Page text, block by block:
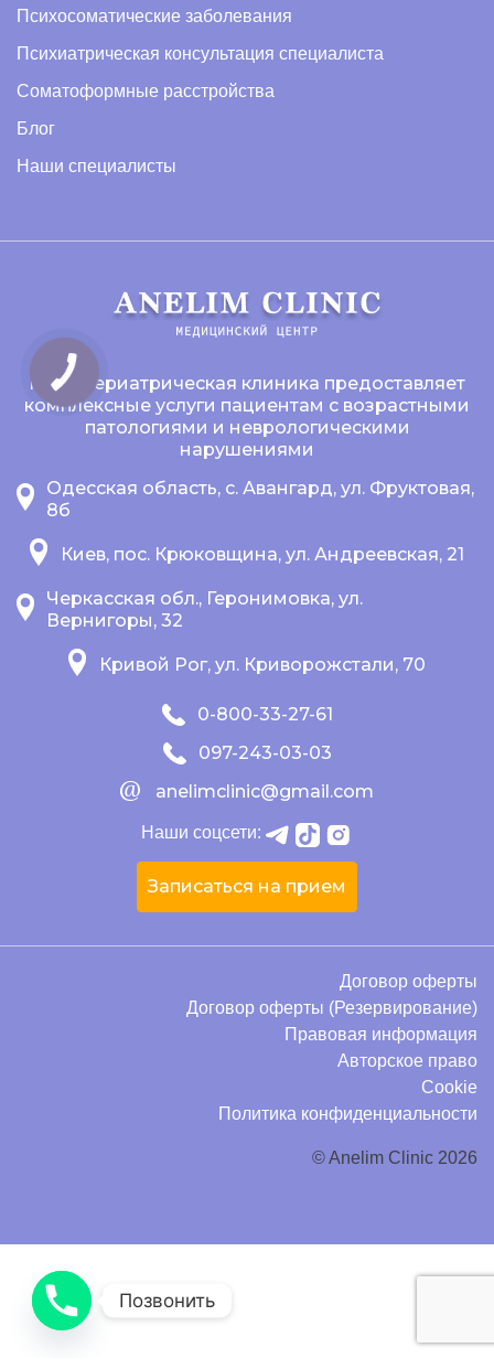
Психосоматические заболевания
Психиатрическая консультация специалиста
Соматоформные расстройства
Блог
Наши специалисты
Наша гериатрическая клиника предоставляет
комплексные услуги пациентам с возрастными
патологиями и неврологическими
нарушениями
Одесская область, с. Авангард, ул. Фруктовая,
8б
Киев, пос. Крюковщина, ул. Андреевская, 21
Черкасская обл., Геронимовка, ул.
Вернигоры, 32
Кривой Рог, ул. Криворожстали, 70
0-800-33-27-61
097-243-03-03
anelimclinic@gmail.com
Наши соцсети:
Записаться на прием
Договор оферты
Договор оферты (Резервирование)
Правовая информация
Авторское право
Cookie
Политика конфиденциальности
© Anelim Clinic 2026
Позвонить